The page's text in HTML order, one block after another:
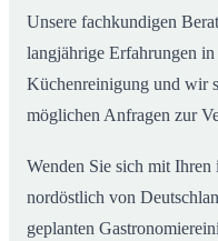
Unsere fachkundigen
langjährige Erfahrungen
Küchenreinigung und wir
möglichen Anfragen zur
Wenden Sie sich mit
nordöstlich von
geplanten